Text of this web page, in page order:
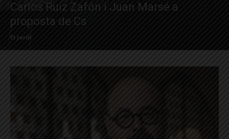
Carlos Ruiz Zafón i Juan Marsé a
proposta de Cs
El Jardí